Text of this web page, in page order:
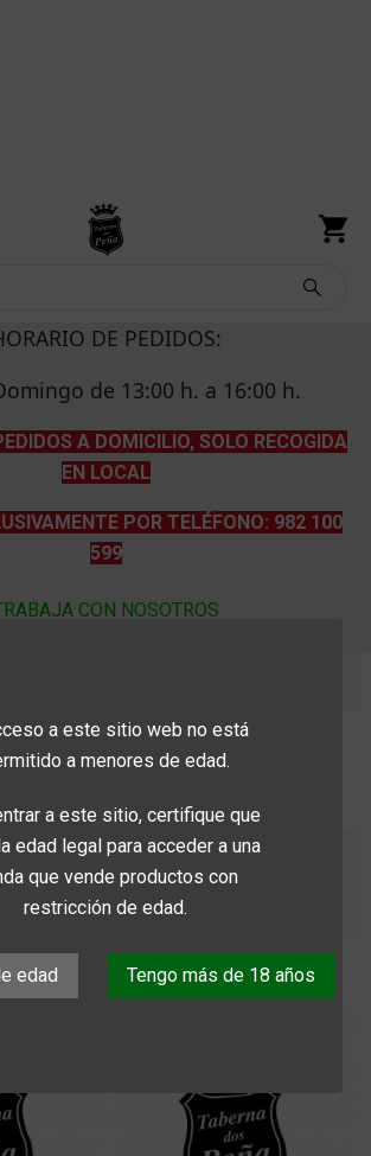
a este sitio web no está
a menores de edad.
a este sitio, certifique que
edad legal para acceder a una
que vende productos con
restricción de edad.
edad Tengo más de 18 años
DE PEDIDOS:
de 13:00 h. a 16:00 h.
A DOMICILIO, SOLO RECOGIDA
EN LOCAL
POR TELÉFONO: 982 100
599
CON NOSOTROS
PIZZAS

8 artículo(s)